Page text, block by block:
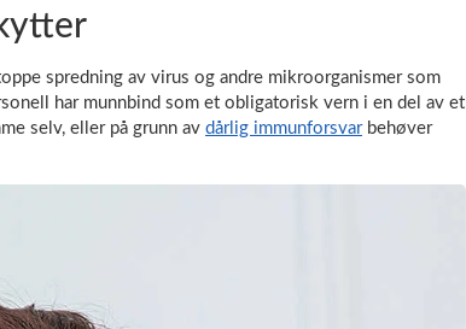
spredning av virus og andre mikroorganismer som
har munnbind som et obligatorisk vern i en del av et
selv, eller på grunn av dårlig immunforsvarbehøver